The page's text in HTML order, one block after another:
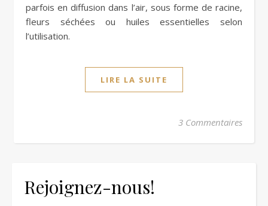
parfois en diffusion dans l’air, sous forme de racine,
fleurs séchées ou huiles essentielles selon
l’utilisation.
LIRE LA SUITE
3 Commentaires
Rejoignez-nous!